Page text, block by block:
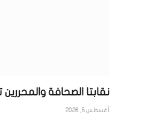
نقابتا الصحافة
أغسطس 5, 2026